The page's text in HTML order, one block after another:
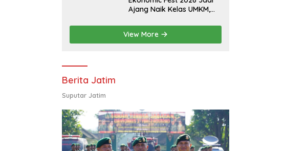
Ajang Naik Kelas UMKM,
Kolaborasi Ekspor hingga
Pendampingan Usaha
View More
Berita Jatim
Suputar Jatim